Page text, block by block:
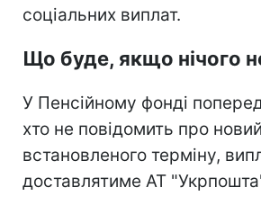
соціальних виплат.
Що буде, якщо нічого
У Пенсійному фонді
хто не повідомить про
встановленого терміну,
доставлятиме АТ